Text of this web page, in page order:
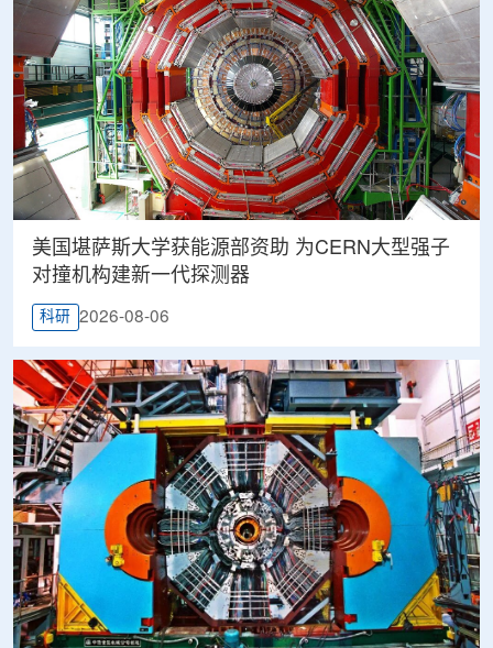
美国堪萨斯大学获能源部资助 为CERN大型强子
对撞机构建新一代探测器
科研 2026-08-06